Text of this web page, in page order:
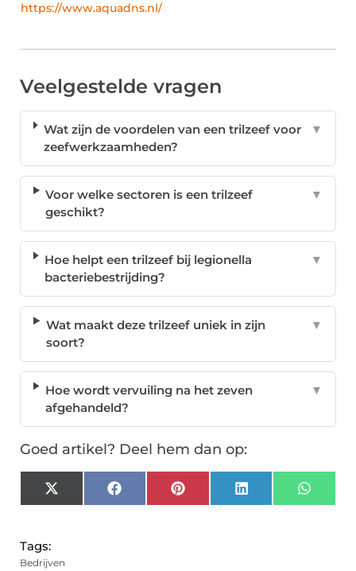
https://www.aquadns.nl/
Veelgestelde vragen
Wat zijn de voordelen van een trilzeef voor
zeefwerkzaamheden?
▼
Voor welke sectoren is een trilzeef
geschikt?
▼
Hoe helpt een trilzeef bij legionella
bacteriebestrijding?
▼
Wat maakt deze trilzeef uniek in zijn
soort?
▼
Hoe wordt vervuiling na het zeven
afgehandeld?
▼
Goed artikel? Deel hem dan op:
X
(Twitter)
FacebookPinterest LinkedIn
Tags:
Bedrijven